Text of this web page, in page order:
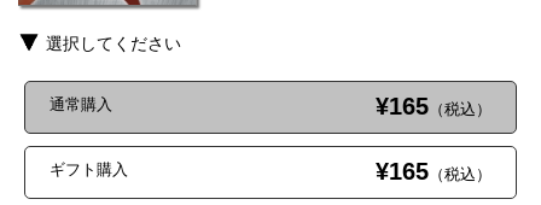
選択してください
通常購入 ¥165 （税込）
ギフト購入 ¥165 （税込）